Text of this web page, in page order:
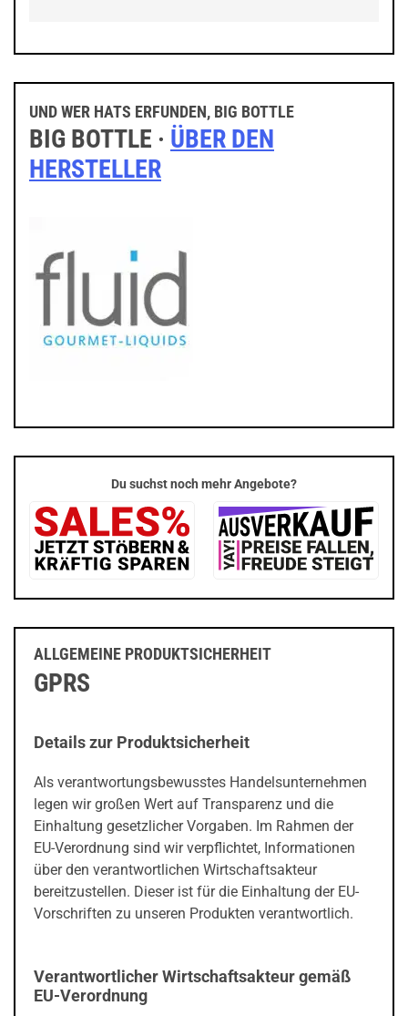
UND WER HATS ERFUNDEN, BIG BOTTLE
BIG BOTTLE · ÜBER DEN
HERSTELLER
Du suchst noch mehr Angebote?
ALLGEMEINE PRODUKTSICHERHEIT
GPRS
Details zur Produktsicherheit
Als verantwortungsbewusstes Handelsunternehmen
legen wir großen Wert auf Transparenz und die
Einhaltung gesetzlicher Vorgaben. Im Rahmen der
EU-Verordnung sind wir verpflichtet, Informationen
über den verantwortlichen Wirtschaftsakteur
bereitzustellen. Dieser ist für die Einhaltung der EU-
Vorschriften zu unseren Produkten verantwortlich.
Verantwortlicher Wirtschaftsakteur gemäß
EU-Verordnung